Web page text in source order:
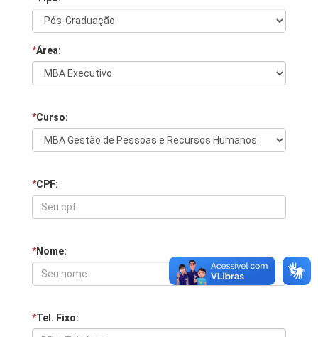
*Área:
*Curso:
*CPF:
*Nome:
*Tel. Fixo: